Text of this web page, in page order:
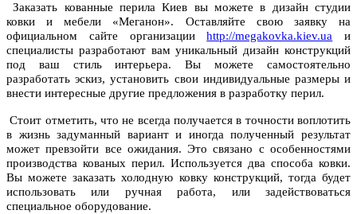
Заказать кованные перила Киев вы можете в дизайн студии
ковки и мебели «Меганон». Оставляйте свою заявку на
официальном сайте организацииhttp://megakovka.kiev.ua и
специалисты разработают вам уникальный дизайн конструкций
под ваш стиль интерьера. Вы можете самостоятельно
разработать эскиз, установить свои индивидуальные размеры и
внести интересные другие предложения в разработку перил.
Стоит отметить, что не всегда получается в точности воплотить
в жизнь задуманный вариант и иногда полученный результат
может превзойти все ожидания. Это связано с особенностями
производства кованых перил. Используется два способа ковки.
Вы можете заказать холодную ковку конструкций, тогда будет
использовать или ручная работа, или задействоваться
специальное оборудование.